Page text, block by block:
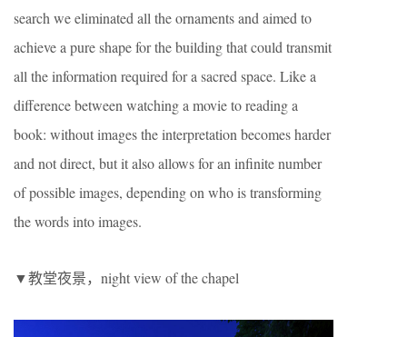
search we eliminated all the ornaments and aimed to
achieve a pure shape for the building that could transmit
all the information required for a sacred space. Like a
difference between watching a movie to reading a
book: without images the interpretation becomes harder
and not direct, but it also allows for an infinite number
of possible images, depending on who is transforming
the words into images.
▼教堂夜景，night view of the chapel